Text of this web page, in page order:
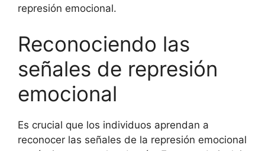
represión emocional.
Reconociendo las
señales de represión
emocional
Es crucial que los individuos aprendan a
reconocer las señales de la represión emocional